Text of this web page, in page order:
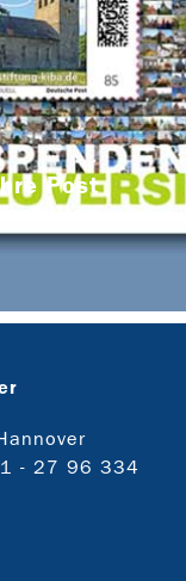
Post
- 27 96 334